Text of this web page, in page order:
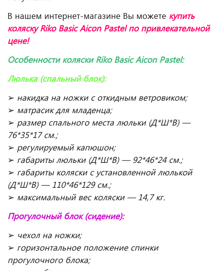
В нашем интернет-магазине Вы можете купить
коляску Riko Basic Aicon Pastel по привлекательной
цене!
Особенности коляскиRiko Basic Aicon Pastel:
Люлька (спальный блок):
➢ накидка на ножки с откидным ветровиком;
➢ матрасик для младенца;
➢ размер спального места люльки (Д*Ш*В) —
76*35*17 см.;
➢ регулируемый капюшон;
➢ габариты люльки (Д*Ш*В) — 92*46*24 см.;
➢ габариты коляски с установленной люлькой
(Д*Ш*В) — 110*46*129 см.;
➢ максимальный вес коляски — 14,7 кг.
Прогулочный блок (сидение):
➢ чехол на ножки;
➢ горизонтальное положение спинки
прогулочного блока;